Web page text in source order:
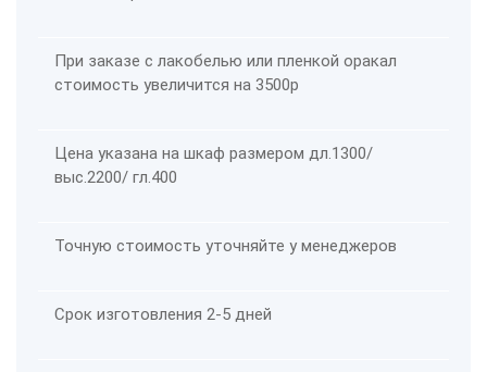
При заказе с лакобелью или пленкой оракал
стоимость увеличится на 3500р
Цена указана на шкаф размером дл.1300/
выс.2200/ гл.400
Точную стоимость уточняйте у менеджеров
Срок изготовления 2-5 дней